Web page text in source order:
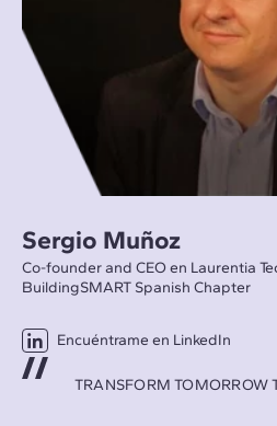
Sergio Muñoz
Co-founder and CEO en Laurentia
BuildingSMART Spanish Chapter
Encuéntrame en LinkedIn
TRANSFORM TOMORROW